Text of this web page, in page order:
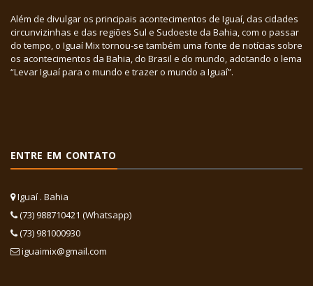
Além de divulgar os principais acontecimentos de Iguaí, das cidades
circunvizinhas e das regiões Sul e Sudoeste da Bahia, com o passar
do tempo, o Iguaí Mix tornou-se também uma fonte de notícias sobre
os acontecimentos da Bahia, do Brasil e do mundo, adotando o lema
“Levar Iguaí para o mundo e trazer o mundo a Iguaí”.
ENTRE EM CONTATO
Iguaí . Bahia
(73) 988710421 (Whatsapp)
(73) 981000930
iguaimix@gmail.com